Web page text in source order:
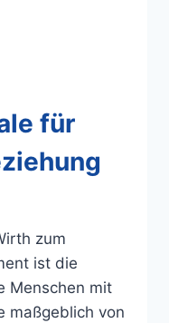
für
zum
ist die
Menschen mit
maßgeblich von